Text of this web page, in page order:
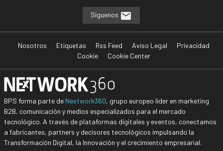
Síguenos
Nosotros Etiquetas Rss Feed Aviso Legal
Privacidad
Cookie
Cookie Center
BPS forma parte de Nextwork360, grupo europeo líder en marketing
B2B, comunicación y medios especializados para el mercado
tecnológico. A través de plataformas digitales y eventos, conectamos
a fabricantes, partners y decisores tecnológicos impulsando la
Transformación Digital, la Innovación y el crecimiento empresarial.